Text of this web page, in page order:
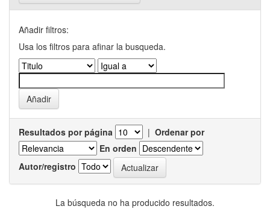
Añadir filtros:
Usa los filtros para afinar la busqueda.
Resultados por página | Ordenar por
En orden
Autor/registro
La búsqueda no ha producido resultados.